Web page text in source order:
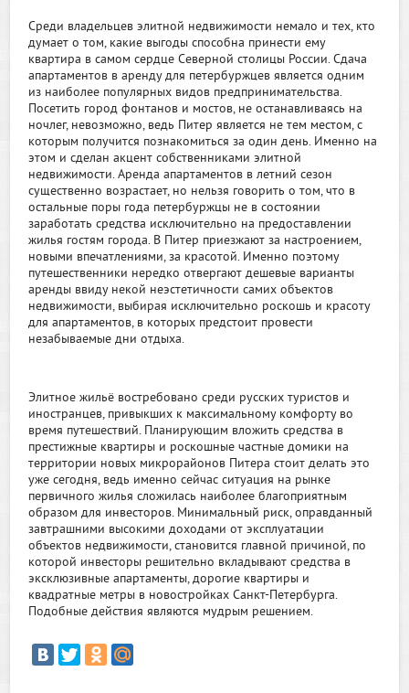
Среди владельцев элитной недвижимости немало и тех, кто
думает о том, какие выгоды способна принести ему
квартира в самом сердце Северной столицы России. Сдача
апартаментов в аренду для петербуржцев является одним
из наиболее популярных видов предпринимательства.
Посетить город фонтанов и мостов, не останавливаясь на
ночлег, невозможно, ведь Питер является не тем местом, с
которым получится познакомиться за один день. Именно на
этом и сделан акцент собственниками элитной
недвижимости. Аренда апартаментов в летний сезон
существенно возрастает, но нельзя говорить о том, что в
остальные поры года петербуржцы не в состоянии
заработать средства исключительно на предоставлении
жилья гостям города. В Питер приезжают за настроением,
новыми впечатлениями, за красотой. Именно поэтому
путешественники нередко отвергают дешевые варианты
аренды ввиду некой неэстетичности самих объектов
недвижимости, выбирая исключительно роскошь и красоту
для апартаментов, в которых предстоит провести
незабываемые дни отдыха.
Элитное жильё востребовано среди русских туристов и
иностранцев, привыкших к максимальному комфорту во
время путешествий. Планирующим вложить средства в
престижные квартиры и роскошные частные домики на
территории новых микрорайонов Питера стоит делать это
уже сегодня, ведь именно сейчас ситуация на рынке
первичного жилья сложилась наиболее благоприятным
образом для инвесторов. Минимальный риск, оправданный
завтрашними высокими доходами от эксплуатации
объектов недвижимости, становится главной причиной, по
которой инвесторы решительно вкладывают средства в
эксклюзивные апартаменты, дорогие квартиры и
квадратные метры в новостройках Санкт-Петербурга.
Подобные действия являются мудрым решением.